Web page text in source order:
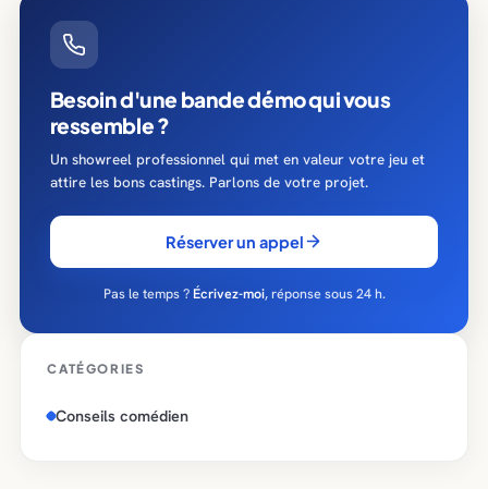
Besoin d'une bande démo qui vous
ressemble ?
Un showreel professionnel qui met en valeur votre jeu et
attire les bons castings. Parlons de votre projet.
Réserver un appel
Pas le temps ?Écrivez-moi, réponse sous 24 h.
CATÉGORIES
Conseils comédien